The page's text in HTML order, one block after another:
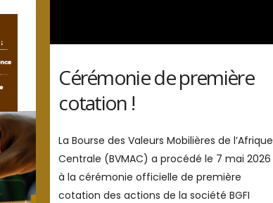
Cérémonie de première
cotation !
La Bourse des Valeurs Mobilières de l’Afrique
Centrale (BVMAC) a procédé le 7 mai 2026
à la cérémonie officielle de première
cotation des actions de la société BGFI